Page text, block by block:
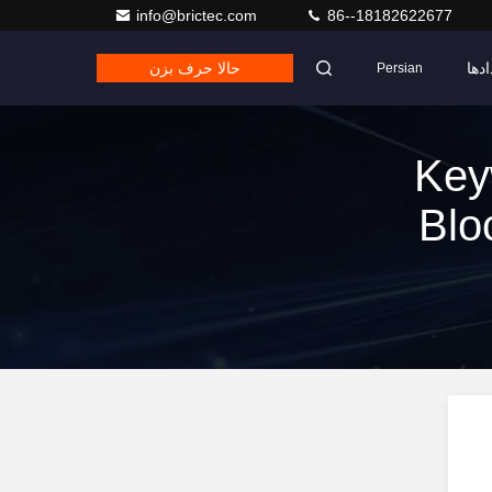
info@brictec.com 86--18182622677
Persian حالا حرف بزن